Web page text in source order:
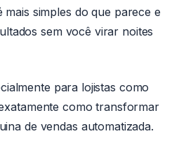
mais simples do que parece e
sem você virar noites
para lojistas como
como transformar
de vendas automatizada.